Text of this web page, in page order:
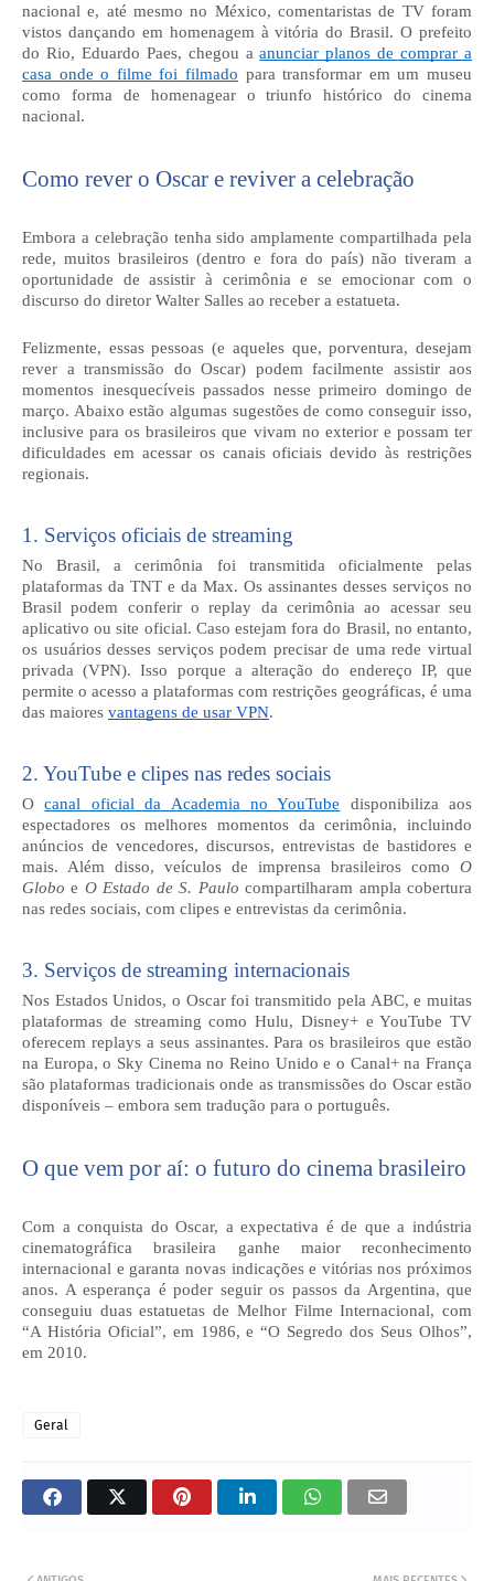
nacional e, até mesmo no México, comentaristas de TV foram
vistos dançando em homenagem à vitória do Brasil. O prefeito
do Rio, Eduardo Paes, chegou aanunciar planos de comprar a
casa onde o filme foi filmado para transformar em um museu
como forma de homenagear o triunfo histórico do cinema
nacional.
Como rever o Oscar e reviver a celebração
Embora a celebração tenha sido amplamente compartilhada pela
rede, muitos brasileiros (dentro e fora do país) não tiveram a
oportunidade de assistir à cerimônia e se emocionar com o
discurso do diretor Walter Salles ao receber a estatueta.
Felizmente, essas pessoas (e aqueles que, porventura, desejam
rever a transmissão do Oscar) podem facilmente assistir aos
momentos inesquecíveis passados nesse primeiro domingo de
março. Abaixo estão algumas sugestões de como conseguir isso,
inclusive para os brasileiros que vivam no exterior e possam ter
dificuldades em acessar os canais oficiais devido às restrições
regionais.
1. Serviços oficiais de streaming
No Brasil, a cerimônia foi transmitida oficialmente pelas
plataformas da TNT e da Max. Os assinantes desses serviços no
Brasil podem conferir o replay da cerimônia ao acessar seu
aplicativo ou site oficial. Caso estejam fora do Brasil, no entanto,
os usuários desses serviços podem precisar de uma rede virtual
privada (VPN). Isso porque a alteração do endereço IP, que
permite o acesso a plataformas com restrições geográficas, é uma
das maiores vantagens de usar VPN.
2. YouTube e clipes nas redes sociais
Ocanal oficial da Academia no YouTube disponibiliza aos
espectadores os melhores momentos da cerimônia, incluindo
anúncios de vencedores, discursos, entrevistas de bastidores e
mais. Além disso, veículos de imprensa brasileiros como O
Globo e O Estado de S. Paulo compartilharam ampla cobertura
nas redes sociais, com clipes e entrevistas da cerimônia.
3. Serviços de streaming internacionais
Nos Estados Unidos, o Oscar foi transmitido pela ABC, e muitas
plataformas de streaming como Hulu, Disney+ e YouTube TV
oferecem replays a seus assinantes. Para os brasileiros que estão
na Europa, o Sky Cinema no Reino Unido e o Canal+ na França
são plataformas tradicionais onde as transmissões do Oscar estão
disponíveis – embora sem tradução para o português.
O que vem por aí: o futuro do cinema brasileiro
Com a conquista do Oscar, a expectativa é de que a indústria
cinematográfica brasileira ganhe maior reconhecimento
internacional e garanta novas indicações e vitórias nos próximos
anos. A esperança é poder seguir os passos da Argentina, que
conseguiu duas estatuetas de Melhor Filme Internacional, com
“A História Oficial”, em 1986, e “O Segredo dos Seus Olhos”,
em 2010.
Geral